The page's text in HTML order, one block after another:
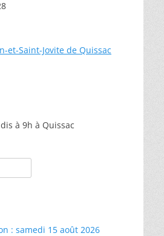
et-Saint-Jovite de Quissac
à 9h à Quissac
: samedi 15 août 2026